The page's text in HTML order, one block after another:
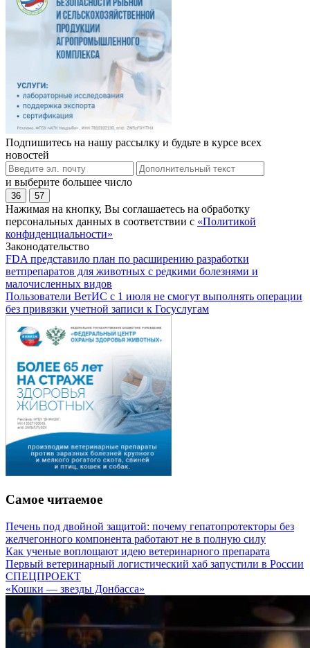
Подпишитесь на нашу рассылку и будьте в курсе всех
новостей
и выберите большее число
36 57
Нажимая на кнопку, Вы соглашаетесь на обработку
персональных данных в соответствии с «Политикой
конфиденциальности»
Законодательство
FDA представило план по расширению разработки
ветпрепаратов для животных с редкими болезнями и
малочисленных видов
Пользователи ВетИС с 1 июля не смогут выполнять операции
без привязки учетной записи к Госуслугам
Самое читаемое
Печень под двойной защитой: почему гепатопротекторы без
желчегонного компонента работают не в полную силу
Как ученые воплощают идею ветеринарного препарата
Первый ветеринарный логистический хаб запустили в России
СПЕЦПРОЕКТ
«Кошки — звезды Донбасса»